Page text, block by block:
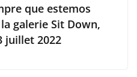
que estemos
galerie Sit Down,
juillet 2022